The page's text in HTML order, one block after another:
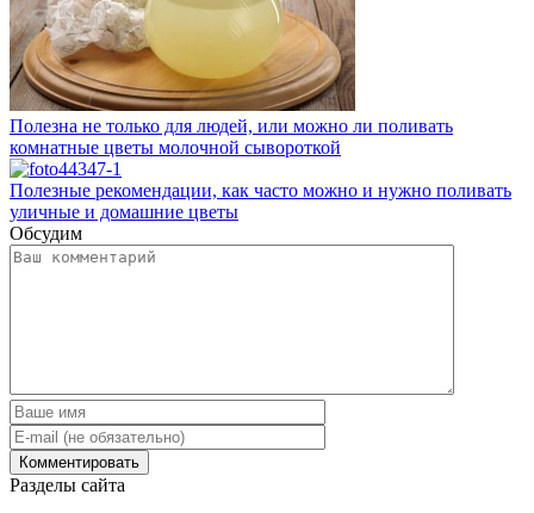
Полезна не только для людей, или можно ли поливать
комнатные цветы молочной сывороткой
Полезные рекомендации, как часто можно и нужно поливать
уличные и домашние цветы
Обсудим
Разделы сайта